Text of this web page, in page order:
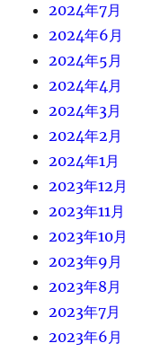
2024年7月
2024年6月
2024年5月
2024年4月
2024年3月
2024年2月
2024年1月
2023年12月
2023年11月
2023年10月
2023年9月
2023年8月
2023年7月
2023年6月